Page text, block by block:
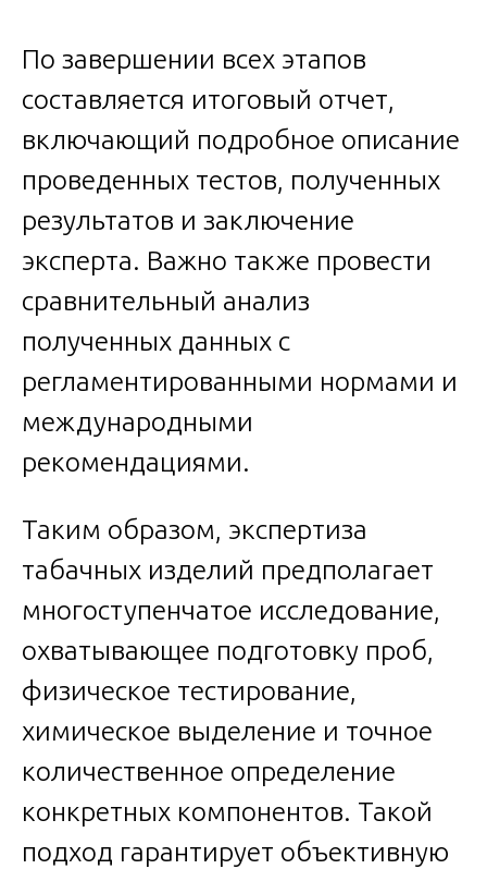
По завершении всех этапов
составляется итоговый отчет,
включающий подробное описание
проведенных тестов, полученных
результатов и заключение
эксперта. Важно также провести
сравнительный анализ
полученных данных с
регламентированными нормами и
международными
рекомендациями.
Таким образом, экспертиза
табачных изделий предполагает
многоступенчатое исследование,
охватывающее подготовку проб,
физическое тестирование,
химическое выделение и точное
количественное определение
конкретных компонентов. Такой
подход гарантирует объективную